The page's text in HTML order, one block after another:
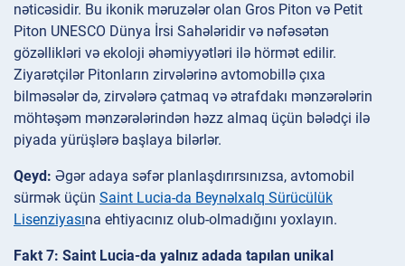
nəticəsidir. Bu ikonik məruzələr olan Gros Piton və Petit
Piton UNESCO Dünya İrsi Sahələridir və nəfəsətən
gözəllikləri və ekoloji əhəmiyyətləri ilə hörmət edilir.
Ziyarətçilər Pitonların zirvələrinə avtomobillə çıxa
bilməsələr də, zirvələrə çatmaq və ətrafdakı mənzərələrin
möhtəşəm mənzərələrindən həzz almaq üçün bələdçi ilə
piyada yürüşlərə başlaya bilərlər.
Qeyd: Əgər adaya səfər planlaşdırırsınızsa, avtomobil
sürmək üçün Saint Lucia-da Beynəlxalq Sürücülük
Lisenziyasına ehtiyacınız olub-olmadığını yoxlayın.
Fakt 7: Saint Lucia-da yalnız adada tapılan unikal